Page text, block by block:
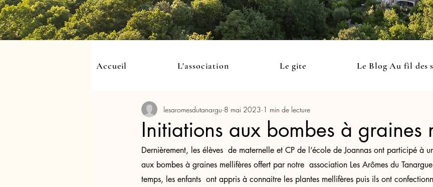
Accueil L'association Le gite Le Blog Au fil des
Initiations aux bombes à graines
lesaromesdutanargu 8 mai 2023 1 min de lecture
Dernièrement, les élèves  de maternelle et CP de l’école de Joannas ont participé à
aux bombes à graines mellifères offert par notre  association Les Arômes du
temps, les enfants  ont appris à connaitre les plantes mellifères puis ils ont